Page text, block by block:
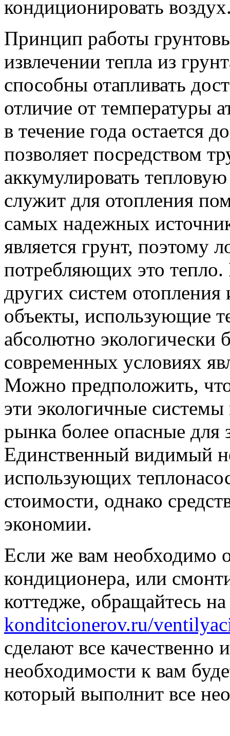
кондиционировать
Принцип работы
извлечении тепла из
способны отапливать
отличие от температуры
в течение года остается
позволяет посредством
аккумулировать
служит для отопления
самых надежных
является грунт, поэтому
потребляющих это тепло.
других систем
объекты, использующие
абсолютно экологически
современных условиях
Можно предположить,
эти экологичные
рынка более опасные для
Единственный видимый
использующих
стоимости, однако
экономии.
Если же вам необходимо
кондиционера, или
коттедже, обращайтесь
konditcionerov.ru/
сделают все качественно
необходимости к вам
который выполнит все